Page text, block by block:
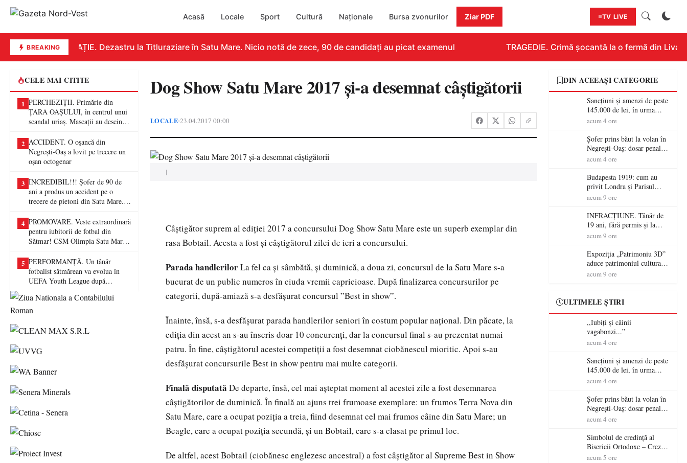
Acasă Locale Sport Cultură Naționale Bursa zvonurilor Ziar PDF TV LIVE
BREAKINGEDUCAȚIE. Dezastru la Titluraziare în Satu Mare. Nicio notă de zece, 90 de candidați au picat examenul TRAGEDIE. Crimă șocantă la o fermă din
CELE MAI CITITE
1 PERCHEZIȚII. Primărie din
ȚARA OAȘULUI, în centrul unui
scandal uriaș. Mascații au descins
fraude de proporții
2 ACCIDENT. O oșancă din
Negrești-Oaș a lovit pe trecere un
oșan octogenar
3 INCREDIBIL!!! Șofer de 90 de
ani a produs un accident pe o
trecere de pietoni din Satu Mare. O
4 PROMOVARE. Veste extraordinară
pentru iubitorii de fotbal din
Sătmar! CSM Olimpia Satu Mare
5 PERFORMANȚĂ. Un tânăr
fotbalist sătmărean va evolua în
UEFA Youth League după
Dog Show Satu Mare 2017 și-a desemnat câștigătorii
LOCALE•23.04.2017 00:00
|
Câștigător suprem al ediției 2017 a concursului Dog Show Satu Mare este un superb exemplar din
rasa Bobtail. Acesta a fost și câștigătorul zilei de ieri a concursului.
Parada handlerilorLa fel ca și sâmbătă, și duminică, a doua zi, concursul de la Satu Mare s-a
bucurat de un public numeros în ciuda vremii capricioase. După finalizarea concursurilor pe
categorii, după-amiază s-a desfășurat concursul ”Best in show”.
Înainte, însă, s-a desfășurat parada handlerilor seniori în costum popular naţional. Din păcate, la
ediția din acest an s-au înscris doar 10 concurenți, dar la concursul final s-au prezentat numai
patru. În fine, câștigătorul acestei competiții a fost desemnat ciobănescul mioritic. Apoi s-au
desfășurat concursurile Best in show pentru mai multe categorii.
Finală disputată De departe, însă, cel mai așteptat moment al acestei zile a fost desemnarea
câștigătorilor de duminică. În finală au ajuns trei frumoase exemplare: un frumos Terra Nova din
Satu Mare, care a ocupat poziția a treia, fiind desemnat cel mai frumos câine din Satu Mare; un
Beagle, care a ocupat poziția secundă, și un Bobtail, care s-a clasat pe primul loc.
De altfel, acest Bobtail (ciobănesc englezesc ancestral) a fost câștigător al Supreme Best in Show
DIN ACEEAȘI CATEGORIE
Sancțiuni și amenzi de peste
145.000 de lei, în urma
acțiunilor polițiștilor
acum 4 ore
Șofer prins băut la volan în
Negrești-Oaș: dosar penal
după un control al
acum 4 ore
Budapesta 1919: cum au
privit Londra și Parisul
ocupația românească și de ce
victorii militare ale
României a devenit o
controversă diplomatică
europeană ( partea a II-a)
acum 9 ore
INFRACȚIUNE. Tânăr de
19 ani, fără permis și la
volanul unei autoutilitare
acum 9 ore
Expoziția „Patrimoniu 3D”
aduce patrimoniul cultural
în era digitală la Castelul
acum 9 ore
ULTIMELE ȘTIRI
,,Iubiți și câinii
vagabonzi...”
acum 4 ore
Sancțiuni și amenzi de peste
145.000 de lei, în urma
acțiunilor polițiștilor
acum 4 ore
Șofer prins băut la volan în
Negrești-Oaș: dosar penal
după un control al
acum 4 ore
Simbolul de credinţă al
Bisericii Ortodoxe – Crezul
(3)
acum 5 ore